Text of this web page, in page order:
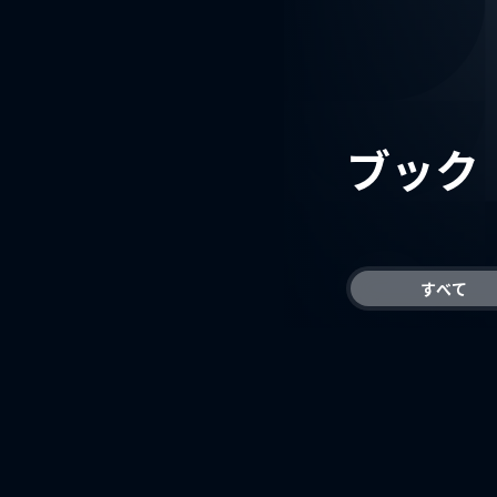
ブック
すべて